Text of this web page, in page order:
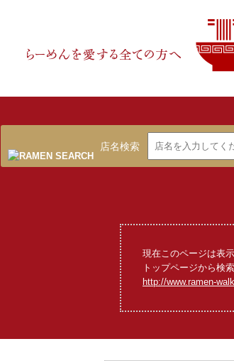
店名検索
現在このページは表
トップページから検
http://www.ramen-